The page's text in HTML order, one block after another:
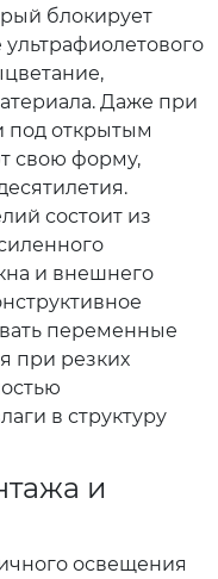
блокирует
Даже при
под открытым
свою форму,
состоит из
и внешнего
переменные
при резких
в структуру
и
освещения